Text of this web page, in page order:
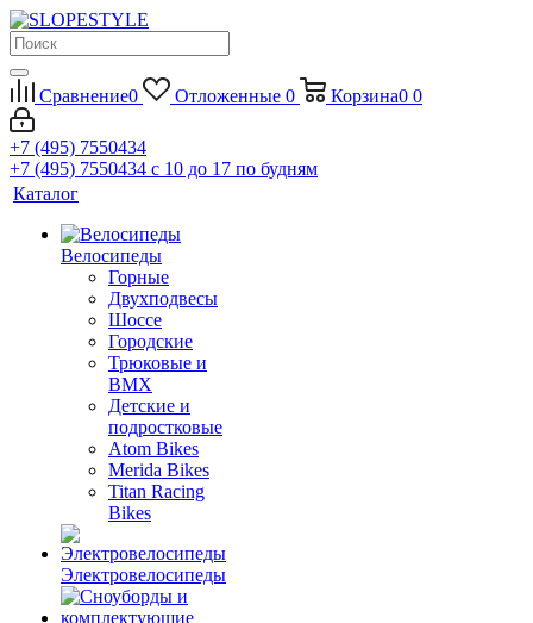
Сравнение0 Отложенные 0 Корзина0 0
+7 (495) 7550434
+7 (495) 7550434 с 10 до 17 по будням
Каталог
Велосипеды
Горные
Двухподвесы
Шоссе
Городские
Трюковые и
BMX
Детские и
подростковые
Atom Bikes
Merida Bikes
Titan Racing
Bikes
Электровелосипеды